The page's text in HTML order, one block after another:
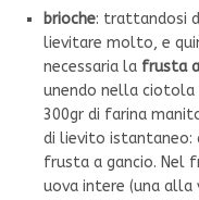
brioche: trattandosi
lievitare molto, e
necessaria la frusta
unendo nella ciotola
300gr di farina
di lievito istantaneo:
frusta a gancio. Nel
uova intere (una